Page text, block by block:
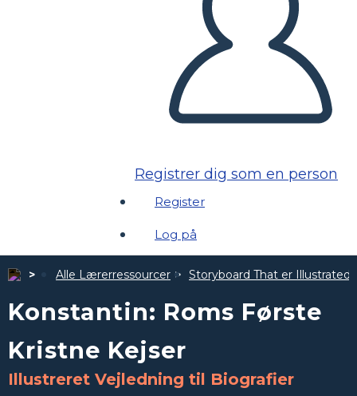
Registrer dig som en person
Register
Log på
Alle Lærerressourcer Storyboard That er Illustrated
Konstantin: Roms Første
Kristne Kejser
Illustreret Vejledning til Biografier